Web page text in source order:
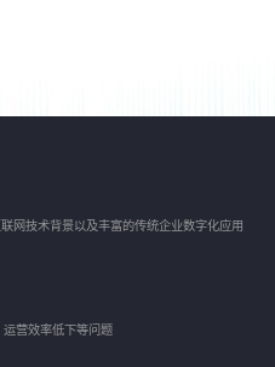
网技术背景以及丰富的传统企业数字化应用
营效率低下等问题